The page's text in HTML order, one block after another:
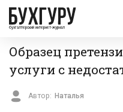
бухгалтерский интернет-журнал
Образец
услуги с
Автор: Наталья